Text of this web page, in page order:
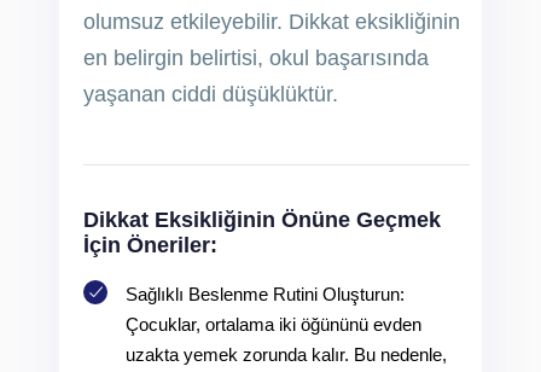
olumsuz etkileyebilir. Dikkat eksikliğinin
en belirgin belirtisi, okul başarısında
yaşanan ciddi düşüklüktür.
Dikkat Eksikliğinin Önüne Geçmek
İçin Öneriler:
Sağlıklı Beslenme Rutini Oluşturun:
Çocuklar, ortalama iki öğününü evden
uzakta yemek zorunda kalır. Bu nedenle,